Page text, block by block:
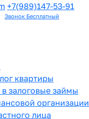
+7(989)147-53-91
Звонок Бесплатный
квартиры
залоговые займы
организации
лица